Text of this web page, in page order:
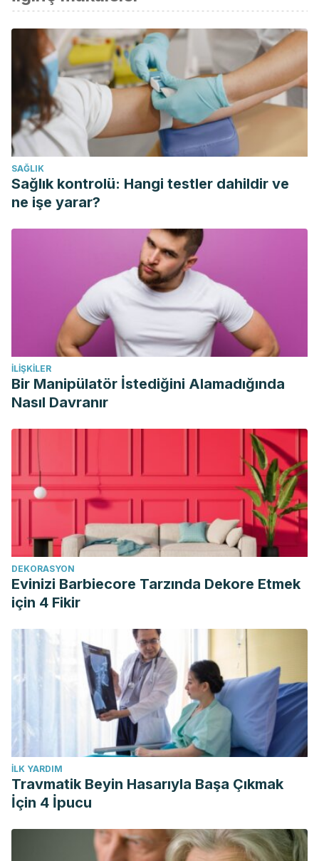
­Del Carmen López Zapata, Luz. “Composición química del
aceite esencial de canela (Cinnamomun zeylanicum y
Canelón).”
Química de Alimentos (QALI) ISSN 2448-914X
40.
Gómez Ugarte, Magaly, Shirley Reyes Rojas, and Laura
Paredes Choque. “La manzanilla y sus propiedades
medicinales.”Revista de Investigación e información en
Salud10 (2015): 54.
Pizarro, Fernando, et al. “Factores que modifican el estado
de nutrición de hierro: contenido de taninos de infusiones
de hierbas.”
SAĞLIK
Sağlık kontrolü: Hangi testler dahildir ve
ne işe yarar?
İLIŞKILER
Bir Manipülatör İstediğini Alamadığında
Nasıl Davranır
DEKORASYON
Evinizi Barbiecore Tarzında Dekore Etmek
için 4 Fikir
İLK YARDIM
Travmatik Beyin Hasarıyla Başa Çıkmak
İçin 4 İpucu